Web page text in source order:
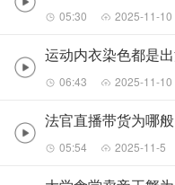
05:30 2025-11-10
运动内衣染色都是
06:43 2025-11-10
法官直播带货为哪般
05:54 2025-11-5